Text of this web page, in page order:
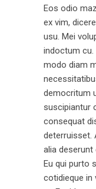
Eos odio
ex vim,
usu. Mei
indoctum cu.
modo diam
democritum
suscipiantur
consequat
deterruisset.
alia deserunt
Eu qui purto
cotidieque in